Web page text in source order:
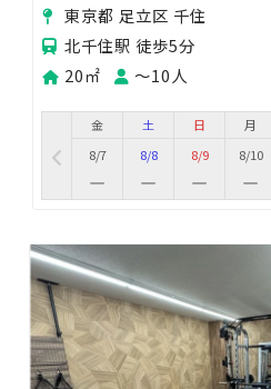
東京都 足立区 千住
北千住駅 徒歩5分
20㎡
〜10人
金
8/7
土
8/8
日
8/9
月
8/10